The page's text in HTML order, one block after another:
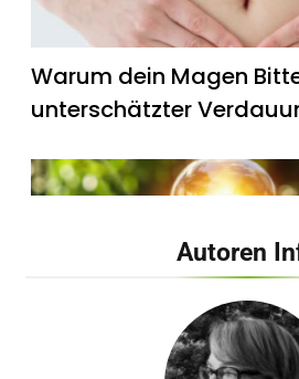
Warum dein Magen
unterschätzter
Wie künstliches Licht
Autoren